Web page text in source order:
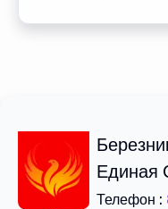
Единая
Телефон :